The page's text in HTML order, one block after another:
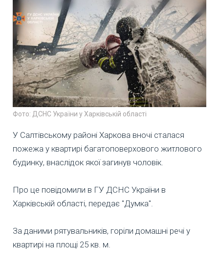
Фото: ДСНС України у Харківській області
У Салтівському районі Харкова вночі сталася
пожежа у квартирі багатоповерхового житлового
будинку, внаслідок якої загинув чоловік.
Про це повідомили в ГУ ДСНС України в
Харківській області, передає "Думка".
За даними рятувальників, горіли домашні речі у
квартирі на площі 25 кв. м.